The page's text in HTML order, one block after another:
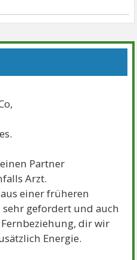
Partner
Arzt.
einer früheren
gefordert und auch
dir wir
Energie.